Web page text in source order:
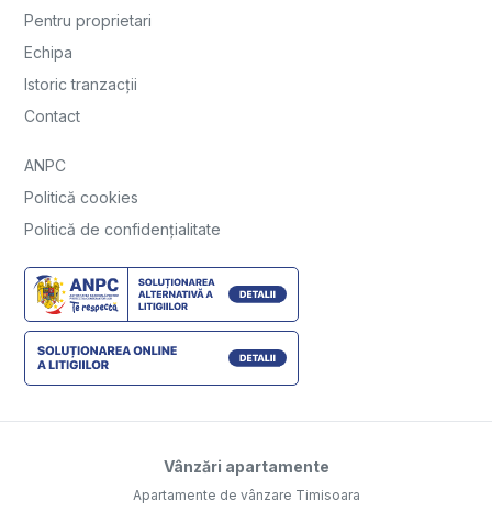
Pentru proprietari
Echipa
Istoric tranzacții
Contact
ANPC
Politică cookies
Politică de confidențialitate
Vânzări apartamente
Apartamente de vânzare Timisoara